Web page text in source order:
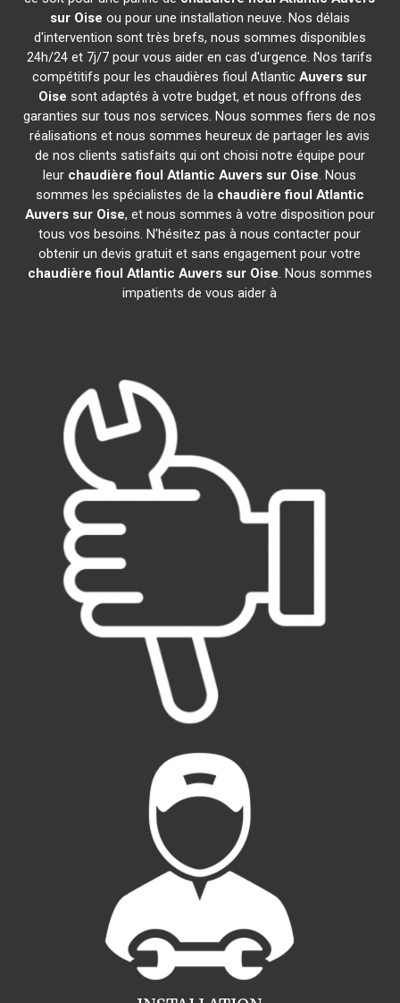
sur Oise ou pour une installation neuve. Nos délais
d'intervention sont très brefs, nous sommes disponibles
24h/24 et 7j/7 pour vous aider en cas d'urgence. Nos tarifs
compétitifs pour les chaudières fioul AtlanticAuvers sur
Oise sont adaptés à votre budget, et nous offrons des
garanties sur tous nos services. Nous sommes fiers de nos
réalisations et nous sommes heureux de partager les avis
de nos clients satisfaits qui ont choisi notre équipe pour
leur chaudière fioul Atlantic Auvers sur Oise. Nous
sommes les spécialistes de la chaudière fioul Atlantic
Auvers sur Oise, et nous sommes à votre disposition pour
tous vos besoins. N'hésitez pas à nous contacter pour
obtenir un devis gratuit et sans engagement pour votre
chaudière fioul Atlantic Auvers sur Oise. Nous sommes
impatients de vous aider à